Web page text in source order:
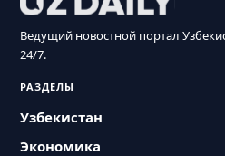
Ведущий новостной портал
24/7.
РАЗДЕЛЫ
Узбекистан
Экономика